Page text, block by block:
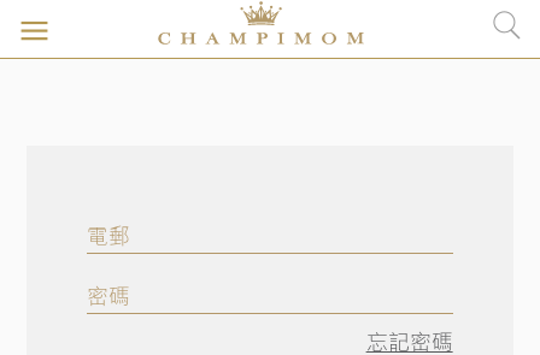
忘記密碼